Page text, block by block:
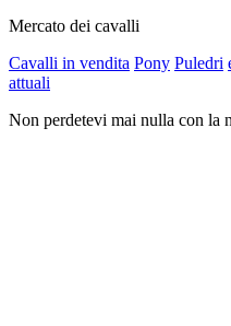
Mercato dei cavalli
Cavalli in vendita Pony Puledri
attuali
Non perdetevi mai nulla con la